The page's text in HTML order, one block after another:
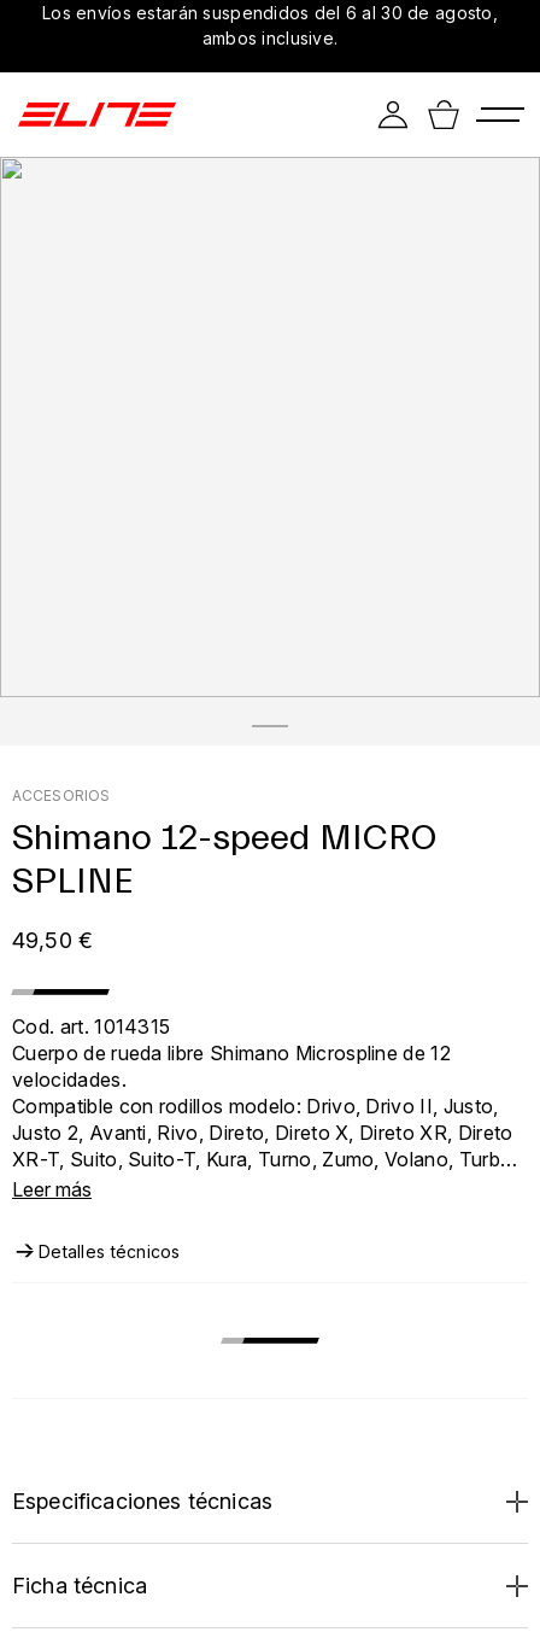
Los envíos estarán suspendidos del 6 al 30 de agosto,
ambos inclusive.
ACCESORIOS
Shimano 12-speed MICRO
SPLINE
49,50 €
Cod. art. 1014315
Cuerpo de rueda libre Shimano Microspline de 12
velocidades.
Compatible con rodillos modelo: Drivo, Drivo II, Justo,
Justo 2, Avanti, Rivo, Direto, Direto X, Direto XR, Direto
XR-T, Suito, Suito-T, Kura, Turno, Zumo, Volano, Turbo
Roteo.
velocidades (no compatible con la versión de carretera
de 12 velocidades, que requiere el código a presente en
Leer más
Detalles técnicos
Especificaciones técnicas
Ficha técnica